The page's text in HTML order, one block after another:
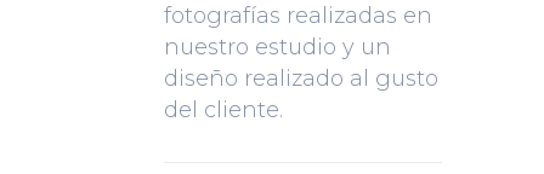
fotografías realizadas en
nuestro estudio y un
diseño realizado al gusto
del cliente.